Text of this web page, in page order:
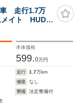
走行1.7万
メイト HUD
レコ前後 ド
型ナビ
本体価格
599.0万円
走行 1.7万km
修復
なし
整備
法定整備付